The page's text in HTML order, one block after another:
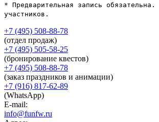
* Предварительная запись обязательна.
участников.
+7 (495) 508-88-78
(отдел продаж)
+7 (495) 505-58-25
(бронирование квестов)
+7 (495) 508-88-78
(заказ праздников и анимации)
+7 (916) 817-62-89
(WhatsApp)
E-mail:
info@funfw.ru